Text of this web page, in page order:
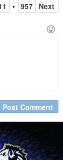
▼ 957 Next